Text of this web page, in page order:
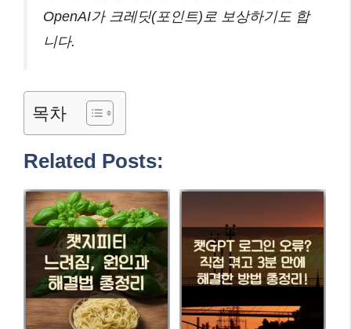
OpenAI가 크레딧(포인트)로 보상하기도 합
니다.
목차
Related Posts: